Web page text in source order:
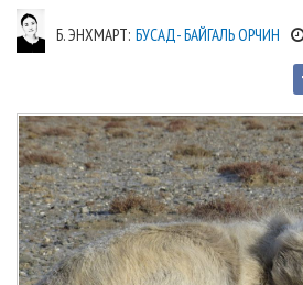
Б. ЭНХМАРТ: БУСАД- БАЙГАЛЬ ОРЧИН